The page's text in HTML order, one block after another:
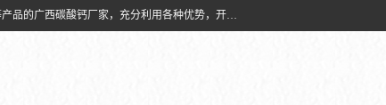
兴安南国金磊粉体厂是从事生产：复合碱批发、氧化钙批发、超细氧化钙、*复合碱、高活性氧化钙等产品的广西碳酸钙厂家，充分利用各种优势，开拓创新，逐步建立了现代企业管理体系，科学.规范的生产体系，严谨的产品质量控制体系，完备的产品质量检验体系。